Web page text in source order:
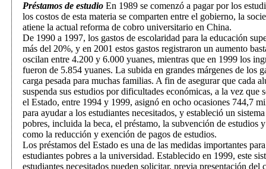
Préstamos de estudio En 1989 se comenzó a pagar por los
los costos de esta materia se comparten entre el gobierno, la
atiene la actual reforma de cobro universitario en China.
De 1990 a 1997, los gastos de escolaridad para la educación
más del 20%, y en 2001 estos gastos registraron un aumento
oscilan entre 4.200 y 6.000 yuanes, mientras que en 1999 los
fueron de 5.854 yuanes. La subida en grandes márgenes de los
carga pesada para muchas familias. A fin de asegurar que cada
suspenda sus estudios por dificultades económicas, a la vez que
el Estado, entre 1994 y 1999, asignó en ocho ocasiones 744,7
para ayudar a los estudiantes necesitados, y estableció un
pobres, incluida la beca, el préstamo, la subvención de estudios
como la reducción y exención de pagos de estudios.
Los préstamos del Estado es una de las medidas importantes
estudiantes pobres a la universidad. Establecido en 1999, este
estudiantes necesitados pueden solicitar, previa presentación